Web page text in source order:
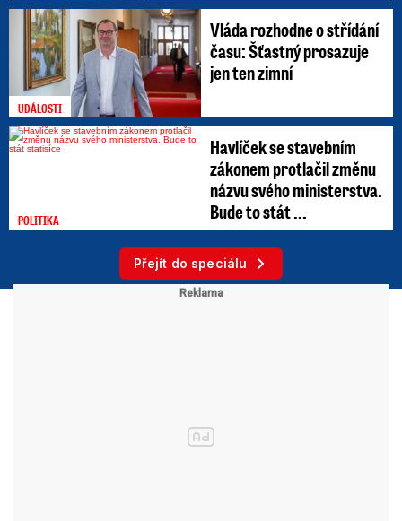
UDÁLOSTI
Vláda rozhodne o střídání
času: Šťastný prosazuje
jen ten zimní
POLITIKA
Havlíček se stavebním
zákonem protlačil změnu
názvu svého ministerstva.
Bude to stát ...
Přejít do speciálu